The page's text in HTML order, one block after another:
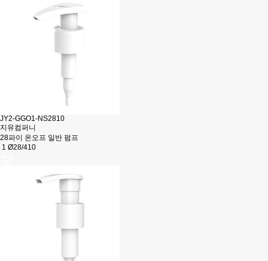
JY2-GGO1-NS2810
지유컴퍼니
28파이 온오프 일반 펌프
1 Ø28/410